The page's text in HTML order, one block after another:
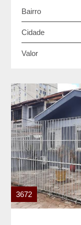
Bairro
Cidade
Valor
3672